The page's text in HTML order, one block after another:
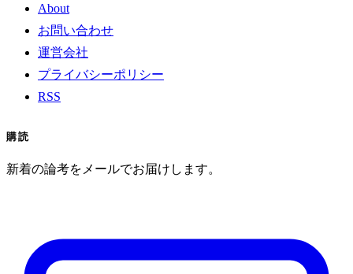
About
お問い合わせ
運営会社
プライバシーポリシー
RSS
購読
新着の論考をメールでお届けします。